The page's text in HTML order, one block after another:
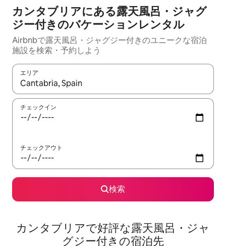
カンタブリアにある露天風呂・ジャグ
ジー付きのバケーションレンタル
Airbnbで露天風呂・ジャグジー付きのユニークな宿泊
施設を検索・予約しよう
エリア
検索結果が表示されたら、上下の矢印キーを使って移動するか
チェックイン
チェックアウト
検索
カンタブリアで好評な露天風呂・ジャ
グジー付きの宿泊先